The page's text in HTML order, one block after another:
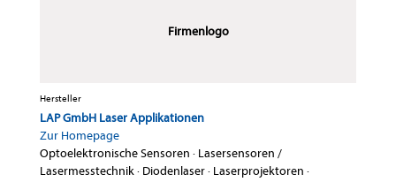
Firmenlogo
Hersteller
LAP GmbH Laser Applikationen
Zur Homepage
Optoelektronische Sensoren · Lasersensoren /
Lasermesstechnik· Diodenlaser· Laserprojektoren ·